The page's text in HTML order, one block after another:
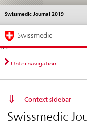
Navigazione
diretta:
novità,
aspetti
contatto
Novità &
Swissmedic Journal 2019
Service
Navigation
Swissmedic
Unternavigation
Context sidebar
Swissmedic